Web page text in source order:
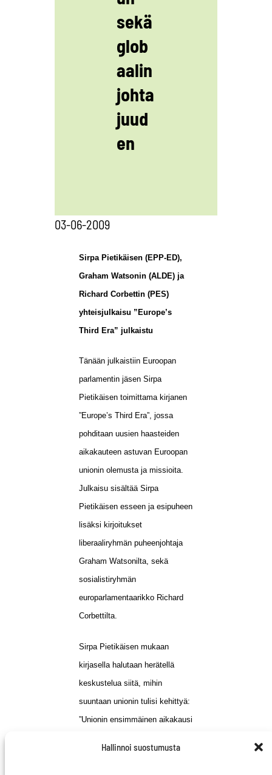
Hallinnoi suostumusta
sekä
glob
aalin
johta
juud
en
03-06-2009
Sirpa Pietikäisen (EPP-ED),
Graham Watsonin (ALDE) ja
Richard Corbettin (PES)
yhteisjulkaisu ”Europe’s
Third Era” julkaistu
Tänään julkaistiin Euroopan
parlamentin jäsen Sirpa
Pietikäisen toimittama kirjanen
”Europe’s Third Era”, jossa
pohditaan uusien haasteiden
aikakauteen astuvan Euroopan
unionin olemusta ja missioita.
Julkaisu sisältää Sirpa
Pietikäisen esseen ja esipuheen
lisäksi kirjoitukset
liberaaliryhmän puheenjohtaja
Graham Watsonilta, sekä
sosialistiryhmän
europarlamentaarikko Richard
Corbettilta.
Sirpa Pietikäisen mukaan
kirjasella halutaan herätellä
keskustelua siitä, mihin
suuntaan unionin tulisi kehittyä:
”Unionin ensimmäinen aikakausi